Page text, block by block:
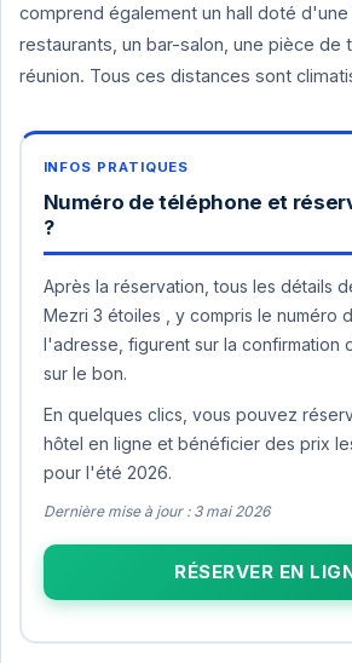
comprend également un hall doté
restaurants, un bar-salon, une pièce de
réunion. Tous ces distances sont
Numéro de téléphone et
?
Après la réservation, tous les détails
Mezri 3 étoiles , y compris le numéro
l'adresse, figurent sur la confirmation
sur le bon.
En quelques clics, vous pouvez
hôtel en ligne et bénéficier des prix
pour l'été 2026.
Dernière mise à jour : 3 mai 2026
RÉSERVER EN